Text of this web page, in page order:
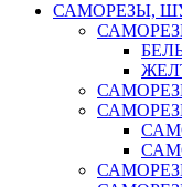
САМОРЕЗЫ,